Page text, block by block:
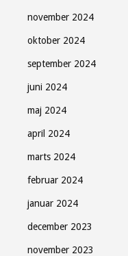
november 2024
oktober 2024
september 2024
juni 2024
maj 2024
april 2024
marts 2024
februar 2024
januar 2024
december 2023
november 2023